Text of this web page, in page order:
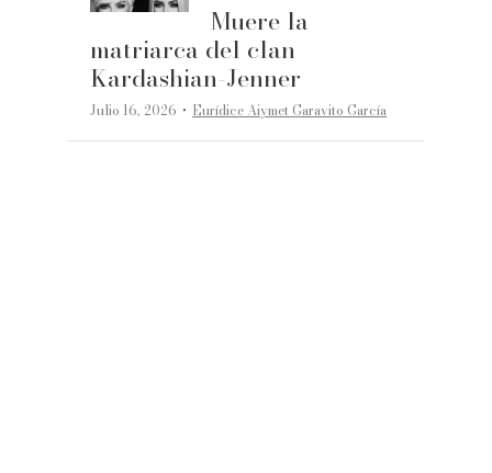
Muere la
matriarca del clan
Kardashian-Jenner
Julio 16, 2026 ·Eurídice Aiymet Garavito García